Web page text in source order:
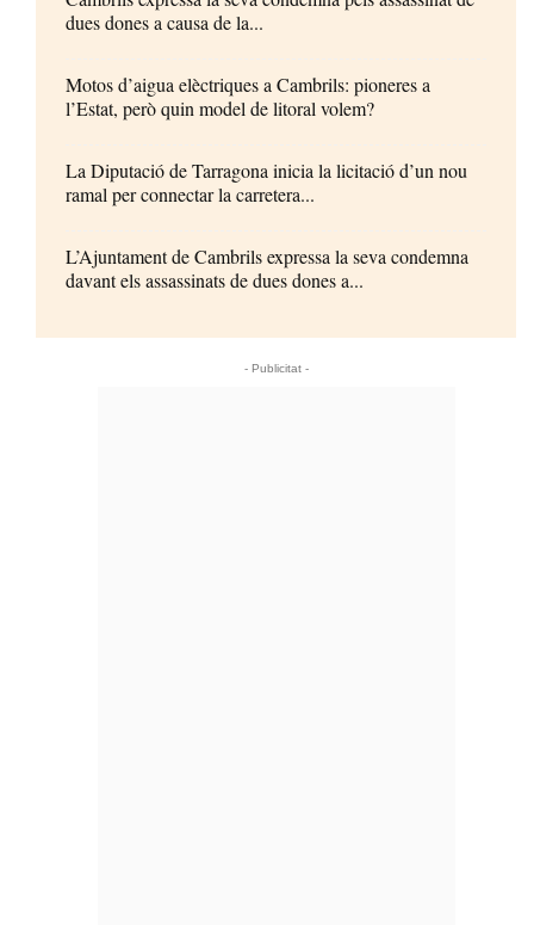
dues dones a causa de la...
Motos d’aigua elèctriques a Cambrils: pioneres a
l’Estat, però quin model de litoral volem?
La Diputació de Tarragona inicia la licitació d’un nou
ramal per connectar la carretera...
L’Ajuntament de Cambrils expressa la seva condemna
davant els assassinats de dues dones a...
- Publicitat -